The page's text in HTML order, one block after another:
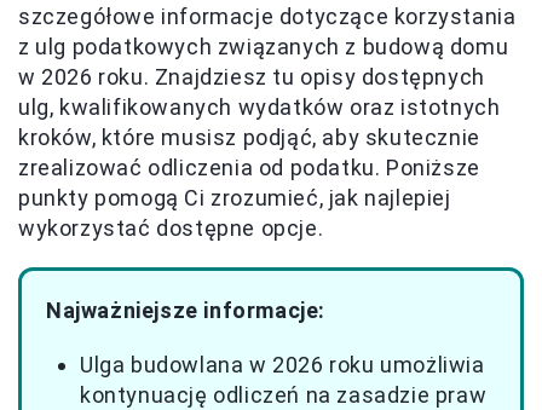
szczegółowe informacje dotyczące korzystania
z ulg podatkowych związanych z budową domu
w 2026 roku. Znajdziesz tu opisy dostępnych
ulg, kwalifikowanych wydatków oraz istotnych
kroków, które musisz podjąć, aby skutecznie
zrealizować odliczenia od podatku. Poniższe
punkty pomogą Ci zrozumieć, jak najlepiej
wykorzystać dostępne opcje.
Najważniejsze informacje:
Ulga budowlana w 2026 roku umożliwia
kontynuację odliczeń na zasadzie praw